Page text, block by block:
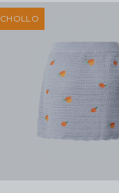
CHOLLO